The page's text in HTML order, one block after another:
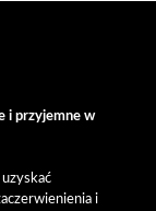
i przyjemne w
i